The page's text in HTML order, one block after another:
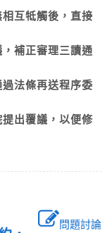
互牴觸後，直接
補正審理三讀通
法條再送程序委
出覆議，以便修
問題討論